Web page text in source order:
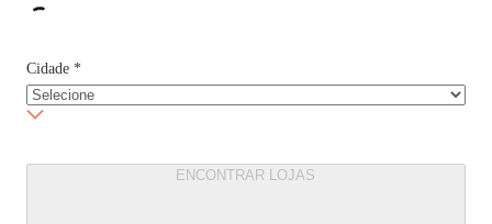
Cidade *
ENCONTRAR LOJAS